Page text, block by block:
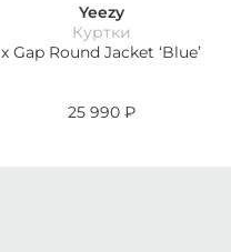
Yeezy
Куртки
x Gap Round Jacket ‘Blue’
25 990 ₽